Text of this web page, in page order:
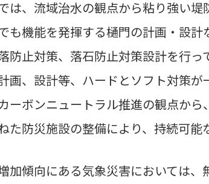
は、流域治水の観点から粘り強い
も機能を発揮する樋門の計画・設
防止対策、落石防止対策設計を行
画、設計等、ハードとソフト対策
ーボンニュートラル推進の観点か
た防災施設の整備により、持続可能
加傾向にある気象災害においては、